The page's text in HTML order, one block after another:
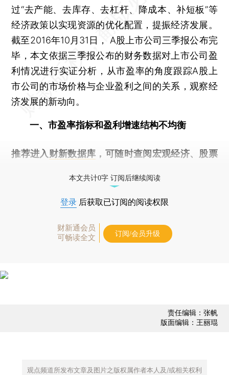
过“去产能、去库存、去杠杆、降成本、补短板”等
经济政策以实现资源的优化配置，提振经济发展。
截至2016年10月31日， A股上市公司三季报公布完
毕，本文依据三季报公布的财务数据对上市公司盈
利情况进行实证分析，从市盈率的角度跟踪A股上
市公司的市场价格与企业盈利之间的关系，观察经
济发展的新动向。
一、市盈率指标和盈利增速结构不均衡
推荐进入 财新数据库 ，可随时查阅宏观经济、股票
本文共计0字 订阅后继续阅读
登录 后获取已订阅的阅读权限
财新通会员
可畅读全文
订阅/会员升级
责任编辑：张帆
版面编辑：王丽琨
观点频道所发布文章及图片之版权属作者本人及/或相关权利